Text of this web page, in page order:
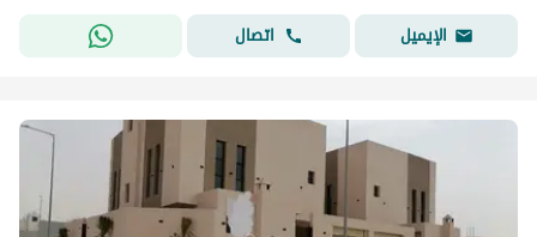
الإيميل
اتصال